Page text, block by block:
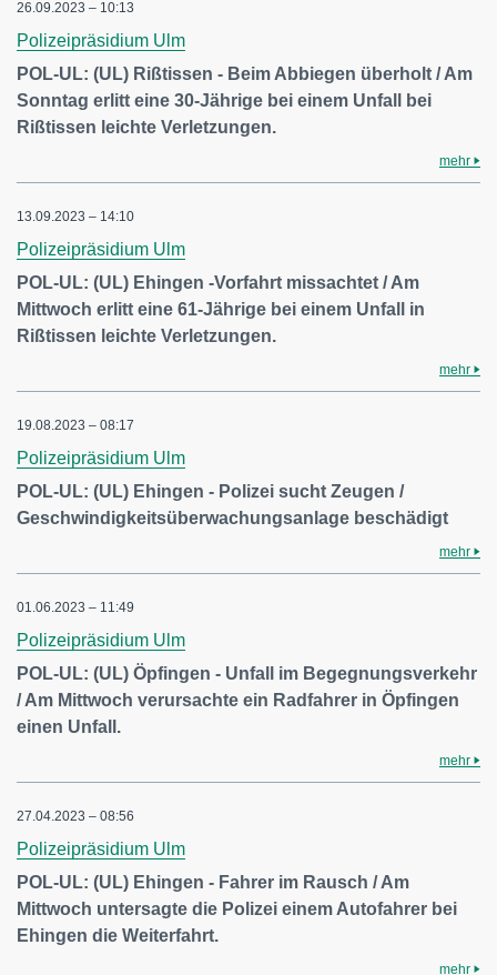
26.09.2023 – 10:13
Polizeipräsidium Ulm
POL-UL: (UL) Rißtissen - Beim Abbiegen überholt / Am
Sonntag erlitt eine 30-Jährige bei einem Unfall bei
Rißtissen leichte Verletzungen.
mehr
13.09.2023 – 14:10
Polizeipräsidium Ulm
POL-UL: (UL) Ehingen -Vorfahrt missachtet / Am
Mittwoch erlitt eine 61-Jährige bei einem Unfall in
Rißtissen leichte Verletzungen.
mehr
19.08.2023 – 08:17
Polizeipräsidium Ulm
POL-UL: (UL) Ehingen - Polizei sucht Zeugen /
Geschwindigkeitsüberwachungsanlage beschädigt
mehr
01.06.2023 – 11:49
Polizeipräsidium Ulm
POL-UL: (UL) Öpfingen - Unfall im Begegnungsverkehr
/ Am Mittwoch verursachte ein Radfahrer in Öpfingen
einen Unfall.
mehr
27.04.2023 – 08:56
Polizeipräsidium Ulm
POL-UL: (UL) Ehingen - Fahrer im Rausch / Am
Mittwoch untersagte die Polizei einem Autofahrer bei
Ehingen die Weiterfahrt.
mehr